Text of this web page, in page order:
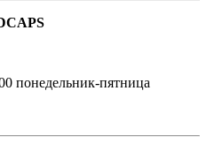
понедельник-пятница